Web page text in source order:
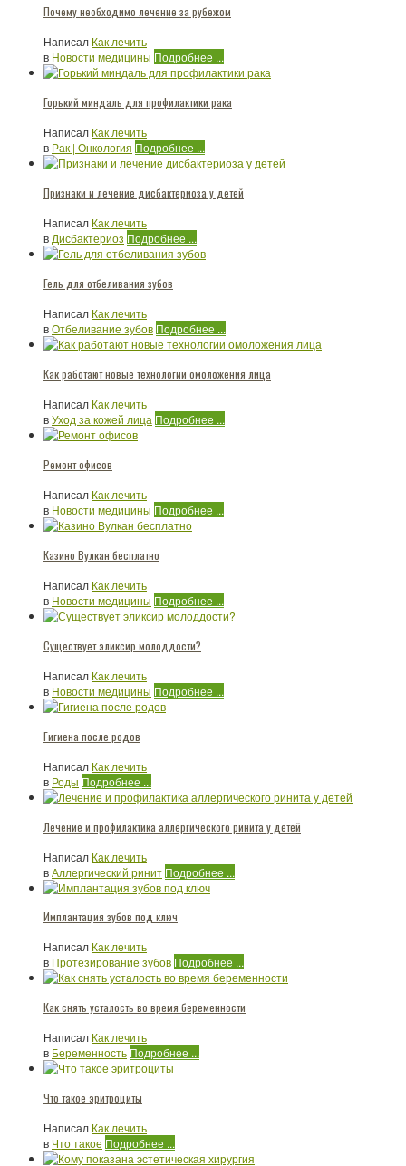
Почему необходимо лечение за рубежом
Написал Как лечить
в Новости медицины Подробнее ...
Горький миндаль для профилактики рака
Написал Как лечить
в Рак | Онкология Подробнее ...
Признаки и лечение дисбактериоза у детей
Написал Как лечить
в Дисбактериоз Подробнее ...
Гель для отбеливания зубов
Написал Как лечить
вОтбеливание зубов Подробнее ...
Как работают новые технологии омоложения лица
Написал Как лечить
вУход за кожей лица Подробнее ...
Ремонт офисов
Написал Как лечить
в Новости медицины Подробнее ...
Казино Вулкан бесплатно
Написал Как лечить
в Новости медицины Подробнее ...
Существует эликсир молоддости?
Написал Как лечить
в Новости медицины Подробнее ...
Гигиена после родов
Написал Как лечить
в Роды Подробнее ...
Лечение и профилактика аллергического ринита у детей
Написал Как лечить
вАллергический ринит Подробнее ...
Имплантация зубов под ключ
Написал Как лечить
в Протезирование зубов Подробнее ...
Как снять усталость во время беременности
Написал Как лечить
в Беременность Подробнее ...
Что такое эритроциты
Написал Как лечить
в Что такое Подробнее ...